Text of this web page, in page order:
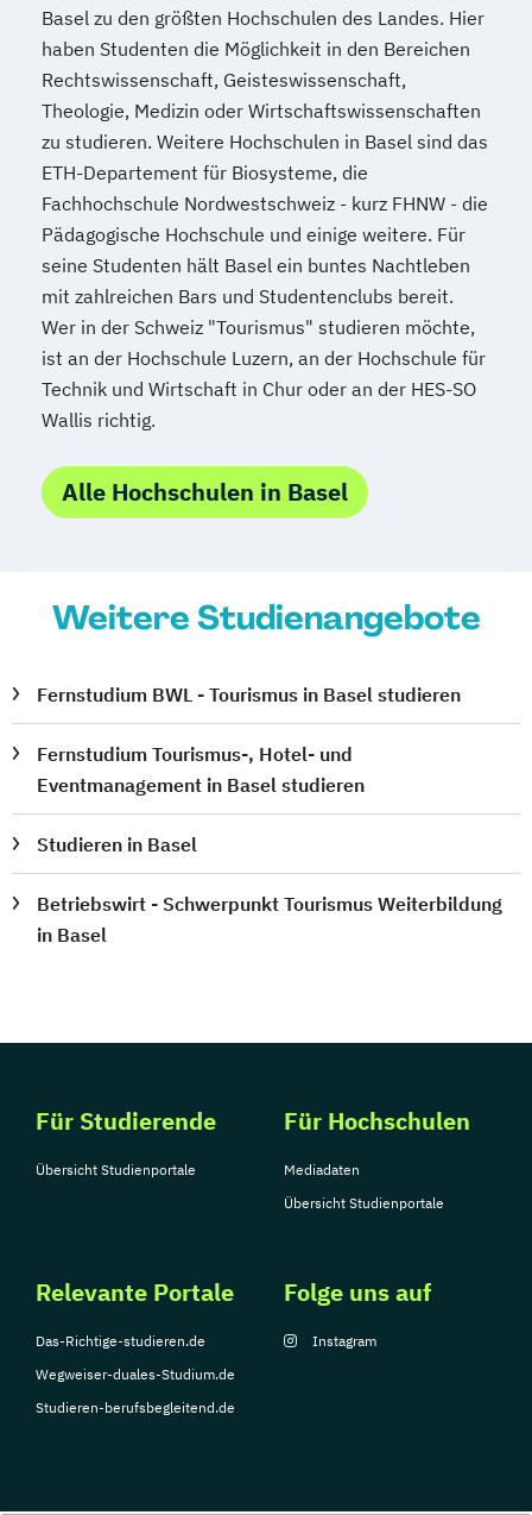
Basel zu den größten Hochschulen des Landes. Hier
haben Studenten die Möglichkeit in den Bereichen
Rechtswissenschaft, Geisteswissenschaft,
Theologie, Medizin oder Wirtschaftswissenschaften
zu studieren. Weitere Hochschulen in Basel sind das
ETH-Departement für Biosysteme, die
Fachhochschule Nordwestschweiz - kurz FHNW - die
Pädagogische Hochschule und einige weitere. Für
seine Studenten hält Basel ein buntes Nachtleben
mit zahlreichen Bars und Studentenclubs bereit.
Wer in der Schweiz "Tourismus" studieren möchte,
ist an der Hochschule Luzern, an der Hochschule für
Technik und Wirtschaft in Chur oder an der HES-SO
Wallis richtig.
Alle Hochschulen in Basel
Weitere Studienangebote
Fernstudium BWL - Tourismus in Basel studieren
Fernstudium Tourismus-, Hotel- und
Eventmanagement in Basel studieren
Studieren in Basel
Betriebswirt - Schwerpunkt Tourismus Weiterbildung
in Basel
Für Studierende
Übersicht Studienportale
Für Hochschulen
Mediadaten
Übersicht Studienportale
Relevante Portale
Das-Richtige-studieren.de
Wegweiser-duales-Studium.de
Studieren-berufsbegleitend.de
Folge uns auf
Instagram